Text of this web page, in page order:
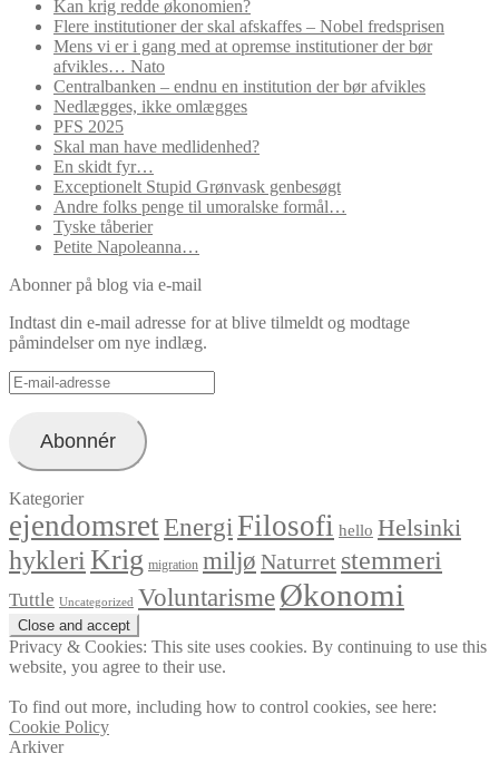
Kan krig redde økonomien?
Flere institutioner der skal afskaffes – Nobel fredsprisen
Mens vi er i gang med at opremse institutioner der bør
afvikles… Nato
Centralbanken – endnu en institution der bør afvikles
Nedlægges, ikke omlægges
PFS 2025
Skal man have medlidenhed?
En skidt fyr…
Exceptionelt Stupid Grønvask genbesøgt
Andre folks penge til umoralske formål…
Tyske tåberier
Petite Napoleanna…
Abonner på blog via e-mail
Indtast din e-mail adresse for at blive tilmeldt og modtage
påmindelser om nye indlæg.
E-
mail-
Abonnér
Kategorier
ejendomsretEnergi Filosofi hello Helsinki
hykleri Krig migration miljø Naturret stemmeri
Tuttle Uncategorized VoluntarismeØkonomi
Privacy & Cookies: This site uses cookies. By continuing to use this
website, you agree to their use.
To find out more, including how to control cookies, see here:
Cookie Policy
Arkiver